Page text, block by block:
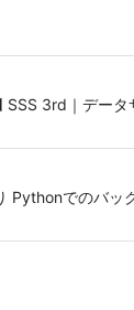
3rd｜デー
Pythonでのバ